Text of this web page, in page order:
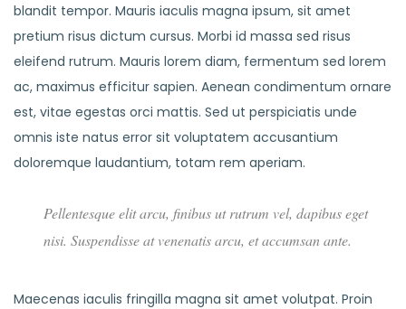
blandit tempor. Mauris iaculis magna ipsum, sit amet
pretium risus dictum cursus. Morbi id massa sed risus
eleifend rutrum. Mauris lorem diam, fermentum sed lorem
ac, maximus efficitur sapien. Aenean condimentum ornare
est, vitae egestas orci mattis. Sed ut perspiciatis unde
omnis iste natus error sit voluptatem accusantium
doloremque laudantium, totam rem aperiam.
Pellentesque elit arcu, finibus ut rutrum vel, dapibus eget
nisi. Suspendisse at venenatis arcu, et accumsan ante.
Maecenas iaculis fringilla magna sit amet volutpat. Proin